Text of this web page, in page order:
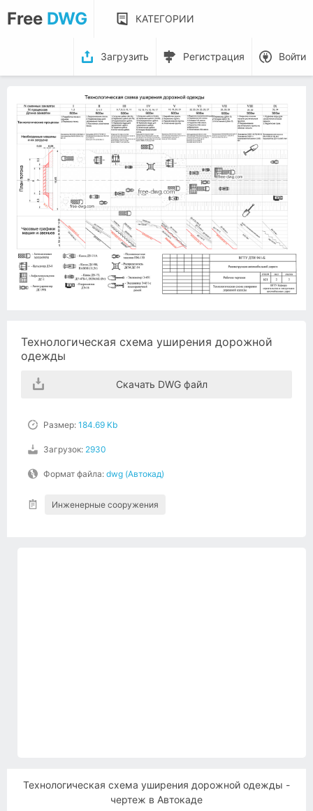
Free DWG КАТЕГОРИИ
Загрузить Регистрация Войти
Технологическая схема уширения дорожной
одежды
Скачать DWG файл
Размер: 184.69 Kb
Загрузок: 2930
Формат файла: dwg (Автокад)
Инженерные сооружения
Технологическая схема уширения дорожной одежды -
чертеж в Автокаде